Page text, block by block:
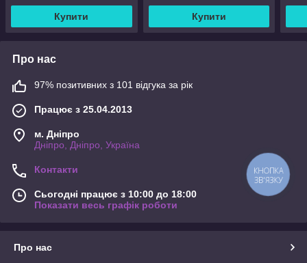
Купити Купити
Про нас
97% позитивних з 101 відгука за рік
Працює з 25.04.2013
м. Дніпро
Дніпро, Дніпро, Україна
Контакти
Сьогодні працює з 10:00 до 18:00
Показати весь графік роботи
Про нас
КНОПКА
ЗВ'ЯЗКУ